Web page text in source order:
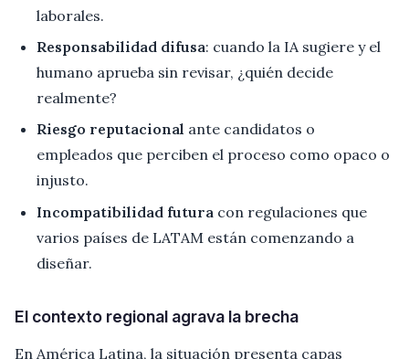
laborales.
Responsabilidad difusa: cuando la IA sugiere y el
humano aprueba sin revisar, ¿quién decide
realmente?
Riesgo reputacional ante candidatos o
empleados que perciben el proceso como opaco o
injusto.
Incompatibilidad futura con regulaciones que
varios países de LATAM están comenzando a
diseñar.
El contexto regional agrava la brecha
En América Latina, la situación presenta capas